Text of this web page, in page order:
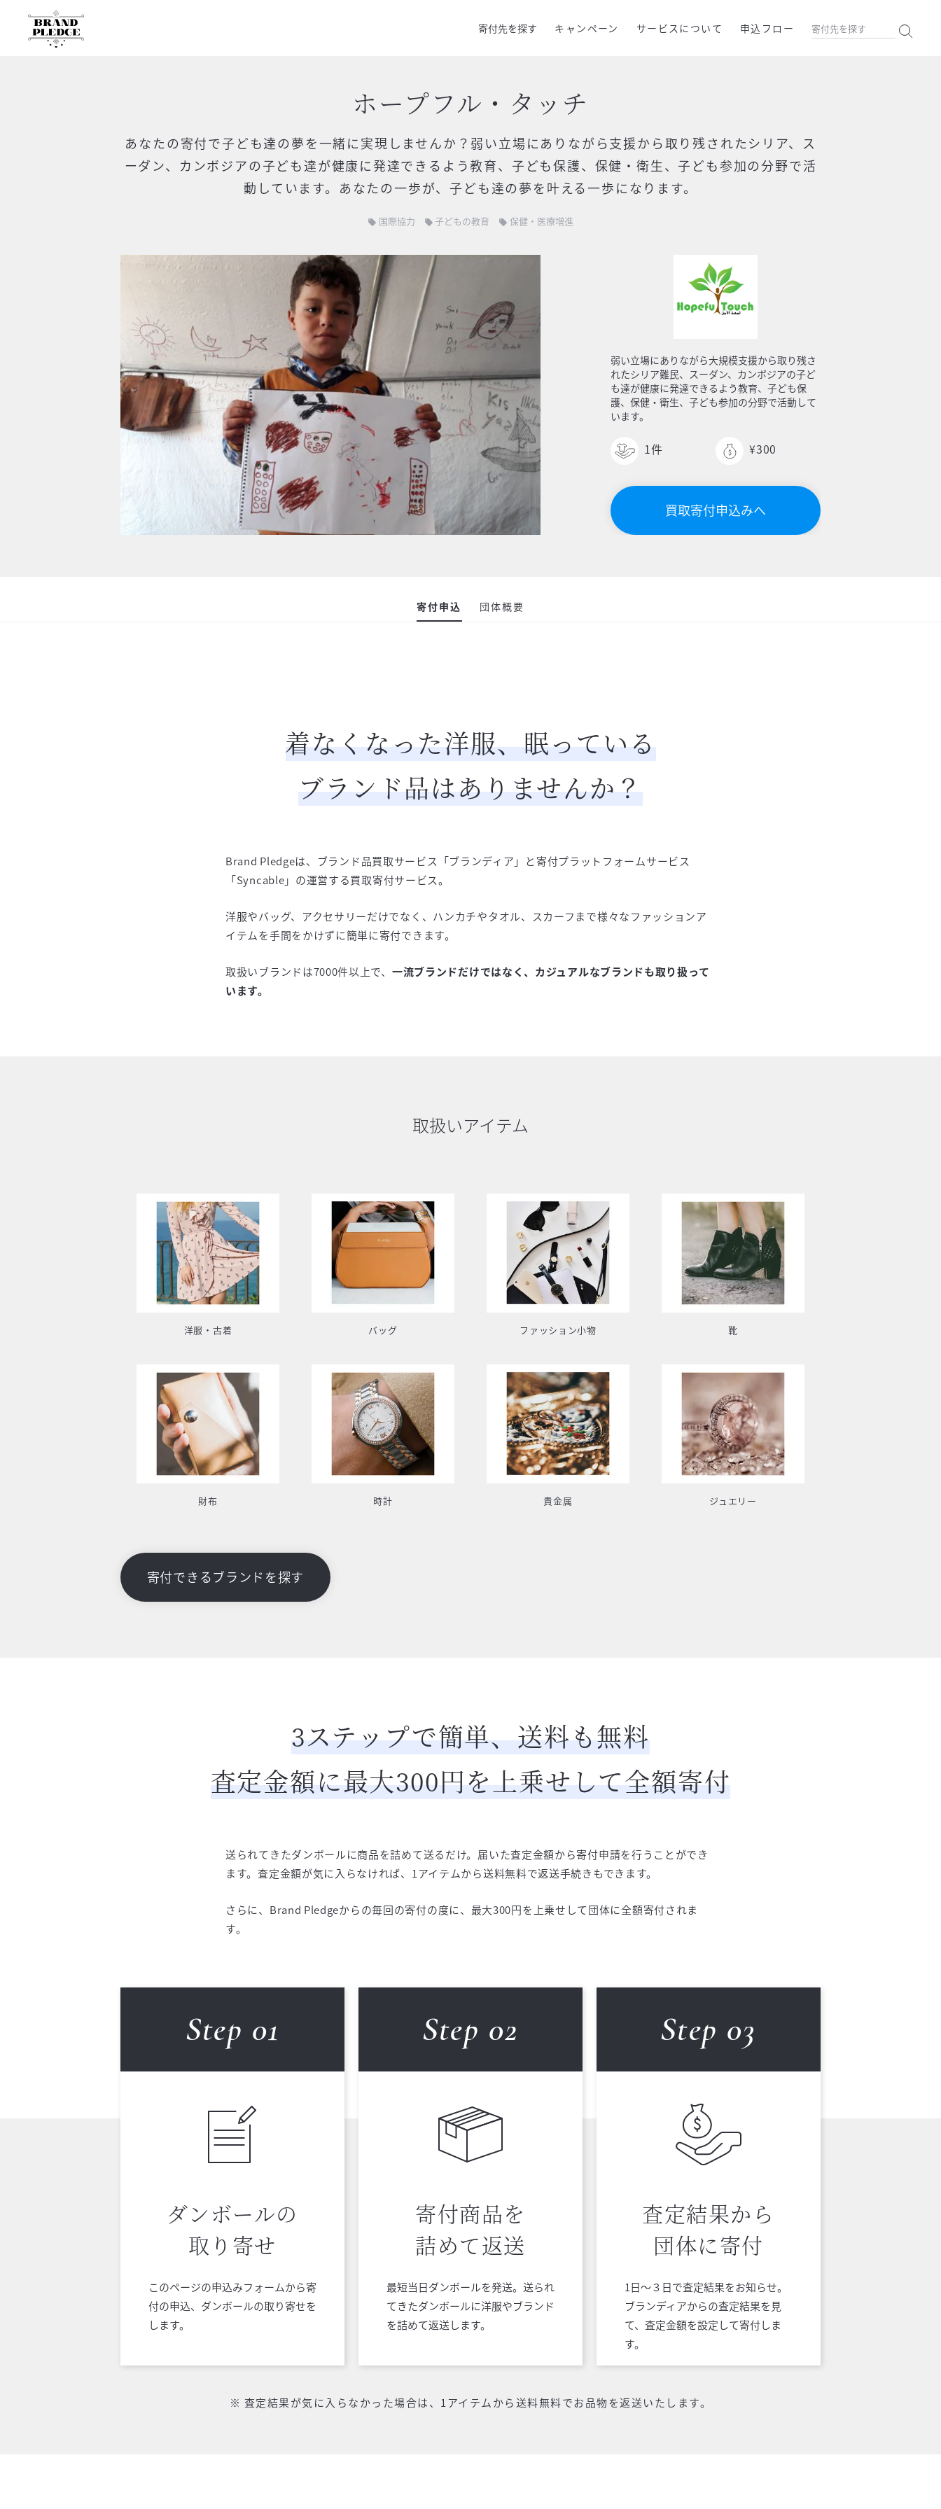
寄付先を探す キャンペーン サービスについて 申込フロー
ホープフル・タッチ
あなたの寄付で子ども達の夢を一緒に実現しませんか？弱い立場にありながら支援から取り残されたシリア、ス
ーダン、カンボジアの子ども達が健康に発達できるよう教育、子ども保護、保健・衛生、子ども参加の分野で活
動しています。あなたの一歩が、子ども達の夢を叶える一歩になります。
local_offer 国際協力 local_offer 子どもの教育 local_offer 保健・医療増進
弱い立場にありながら大規模支援から取り残さ
れたシリア難民、スーダン、カンボジアの子ど
も達が健康に発達できるよう教育、子ども保
護、保健・衛生、子ども参加の分野で活動して
います。
1件 ¥300
買取寄付申込みへ
寄付申込 団体概要
着なくなった洋服、眠っている
ブランド品はありませんか？
Brand Pledgeは、ブランド品買取サービス「ブランディア」と寄付プラットフォームサービス
「Syncable」の運営する買取寄付サービス。
洋服やバッグ、アクセサリーだけでなく、ハンカチやタオル、スカーフまで様々なファッションア
イテムを手間をかけずに簡単に寄付できます。
取扱いブランドは7000件以上で、 一流ブランドだけではなく、カジュアルなブランドも取り扱って
います。
取扱いアイテム
洋服・古着 バッグ ファッション小物 靴
財布 時計 貴金属 ジュエリー
寄付できるブランドを探す
3ステップで簡単、送料も無料
査定金額に最大300円を上乗せして全額寄付
送られてきたダンボールに商品を詰めて送るだけ。届いた査定金額から寄付申請を行うことができ
ます。査定金額が気に入らなければ、1アイテムから送料無料で返送手続きもできます。
さらに、Brand Pledgeからの毎回の寄付の度に、最大300円を上乗せして団体に全額寄付されま
す。
Step 01
ダンボールの
取り寄せ
このページの申込みフォームから寄
付の申込、ダンボールの取り寄せを
します。
Step 02
寄付商品を
詰めて返送
最短当日ダンボールを発送。送られ
てきたダンボールに洋服やブランド
を詰めて返送します。
Step 03
査定結果から
団体に寄付
1日〜３日で査定結果をお知らせ。
ブランディアからの査定結果を見
て、査定金額を設定して寄付しま
す。
※ 査定結果が気に入らなかった場合は、1アイテムから送料無料でお品物を返送いたします。